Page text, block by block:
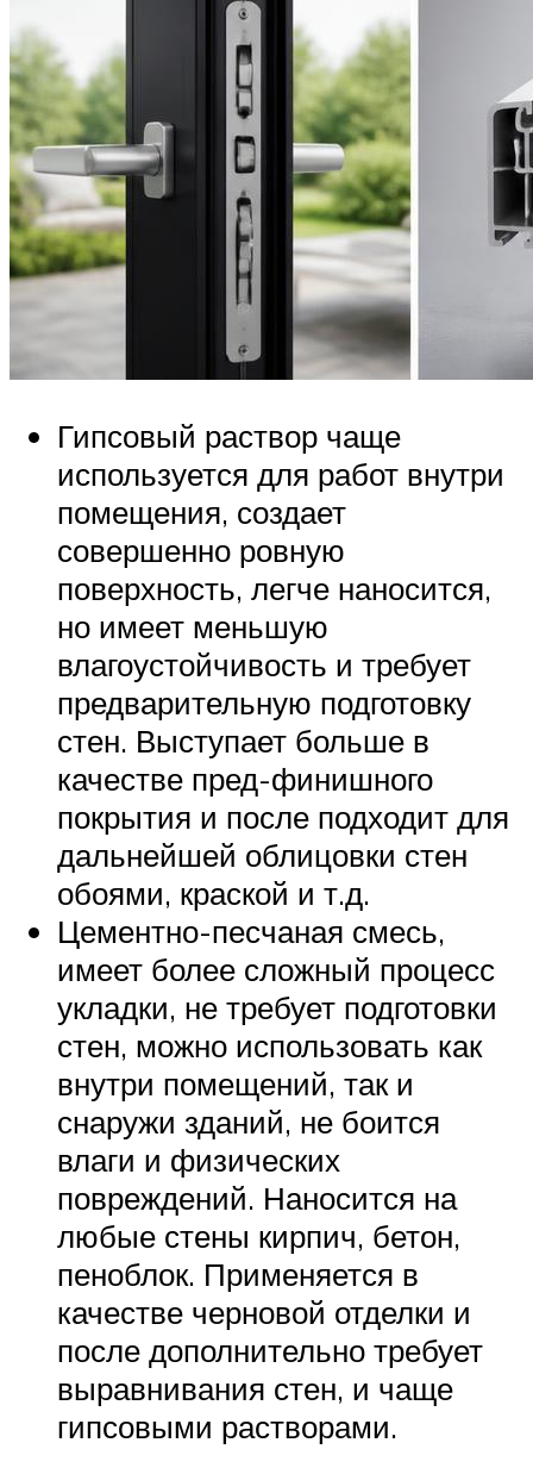
Гипсовый раствор чаще
используется для работ внутри
помещения, создает
совершенно ровную
поверхность, легче наносится,
но имеет меньшую
влагоустойчивость и требует
предварительную подготовку
стен. Выступает больше в
качестве пред-финишного
покрытия и после подходит для
дальнейшей облицовки стен
обоями, краской и т.д.
Цементно-песчаная смесь,
имеет более сложный процесс
укладки, не требует подготовки
стен, можно использовать как
внутри помещений, так и
снаружи зданий, не боится
влаги и физических
повреждений. Наносится на
любые стены кирпич, бетон,
пеноблок. Применяется в
качестве черновой отделки и
после дополнительно требует
выравнивания стен, и чаще
гипсовыми растворами.